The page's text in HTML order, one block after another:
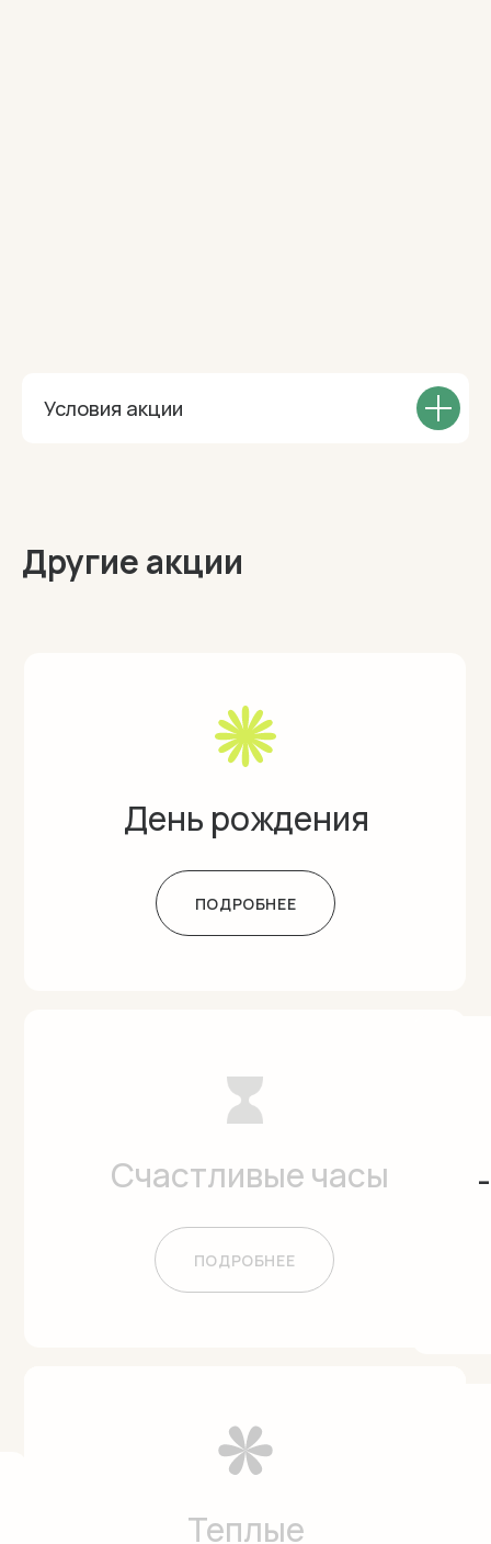
Условия акции
Другие акции
ПОДРОБНЕЕ
День рождения
Счастливые часы
ПОДРОБНЕЕ
-30% на LPG
Теплые